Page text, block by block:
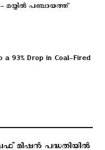
മയ്യിൽ പഞ്ചായത്ത്
93% Drop in Coal-Fired